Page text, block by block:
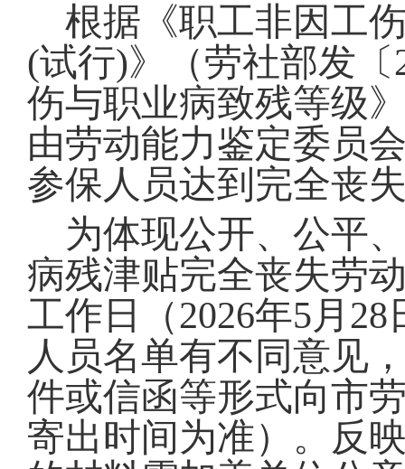
根据《职工非因工
(试行)》（劳社部发
伤与职业病致残等级
由劳动能力鉴定委员
参保人员达到完全丧
为体现公开、公平
病残津贴完全丧失劳
工作日（2026年5月
人员名单有不同意见
件或信函等形式向市
寄出时间为准）。反